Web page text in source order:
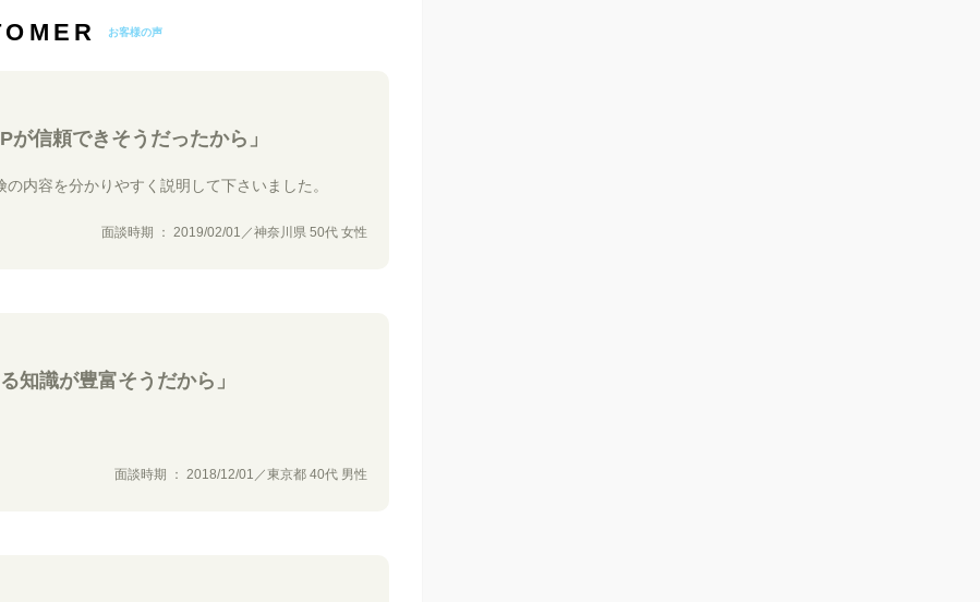
お客様の声
が信頼できそうだったから」
内容を分かりやすく説明して下さいました。
面談時期 ： 2019/02/01／神奈川県 50代 女性
知識が豊富そうだから」
面談時期 ： 2018/12/01／東京都 40代 男性